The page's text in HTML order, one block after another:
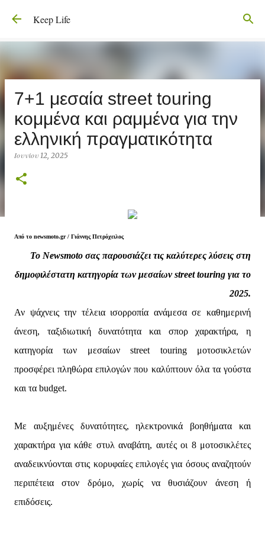
Μετάβαση στο κύριο περιεχόμενο
Keep Life
7+1 μεσαία street touring
κομμένα και ραμμένα για την
ελληνική πραγματικότητα
Ιουνίου 12, 2025
Από το newsmoto.gr / Γιάννης Πετρόχειλος
Το Newsmoto σας παρουσιάζει τις καλύτερες λύσεις στη
δημοφιλέστατη κατηγορία των μεσαίων street touring για το
2025.
Αν ψάχνεις την τέλεια ισορροπία ανάμεσα σε καθημερινή
άνεση, ταξιδιωτική δυνατότητα και σπορ χαρακτήρα, η
κατηγορία των μεσαίων street touring μοτοσικλετών
προσφέρει πληθώρα επιλογών που καλύπτουν όλα τα γούστα
και τα budget.
Με αυξημένες δυνατότητες, ηλεκτρονικά βοηθήματα και
χαρακτήρα για κάθε στυλ αναβάτη, αυτές οι 8 μοτοσικλέτες
αναδεικνύονται στις κορυφαίες επιλογές για όσους αναζητούν
περιπέτεια στον δρόμο, χωρίς να θυσιάζουν άνεση ή
επιδόσεις.